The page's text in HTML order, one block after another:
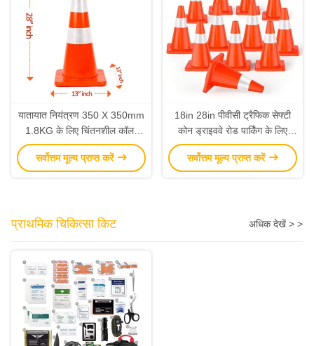
यातायात नियंत्रण 350 X 350mm
1.8KG के लिए चिंतनशील कॉलर
यातायात सुरक्षा शंकु
सर्वोत्तम मूल्य प्राप्त करें
18in 28in पीवीसी ट्रैफिक सेफ्टी
कोन ड्राइववे रोड पार्किंग के लिए
सुरक्षित टिकाऊ
सर्वोत्तम मूल्य प्राप्त करें
प्राथमिक चिकित्सा किट अधिक देखें > >